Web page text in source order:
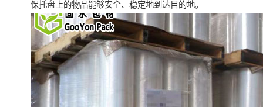
保托盘上的物品能够安全、稳定地到达目的地。